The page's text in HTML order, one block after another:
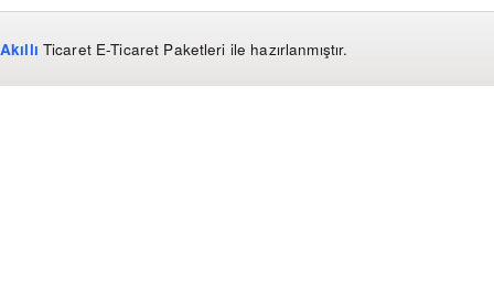
Akıllı Ticaret E-Ticaret Paketleri ile hazırlanmıştır.